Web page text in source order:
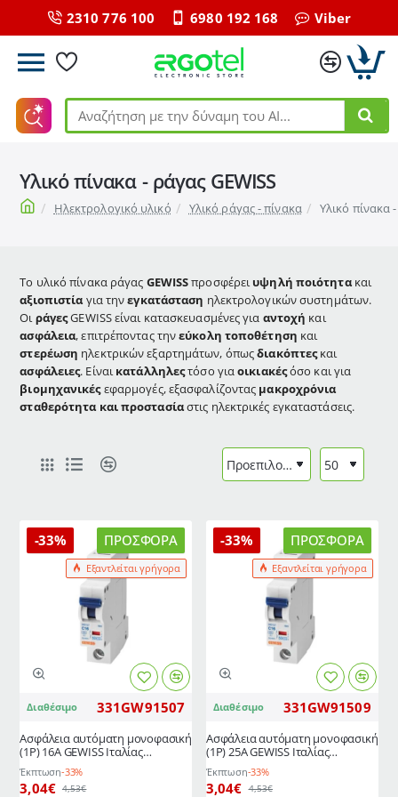
2310 776 100 6980 192 168 Viber
Αναζήτηση
δύναμη
ΑΙ...
Υλικό πίνακα - ράγας GEWISS
homeΗλεκτρολογικό υλικό Υλικό ράγας - πίνακα Υλικό πίνακα
Το υλικό πίνακα ράγας GEWISSπροσφέρειυψηλή ποιότητακαι
αξιοπιστία για τηνεγκατάσταση ηλεκτρολογικών συστημάτων.
ΟιράγεςGEWISS είναι κατασκευασμένες για αντοχή και
ασφάλεια, επιτρέποντας τηνεύκολη τοποθέτηση και
στερέωση ηλεκτρικών εξαρτημάτων, όπωςδιακόπτεςκαι
ασφάλειες. Είναικατάλληλεςτόσο γιαοικιακέςόσο και για
βιομηχανικέςεφαρμογές, εξασφαλίζοντας μακροχρόνια
σταθερότητα και προστασίαστις ηλεκτρικές εγκαταστάσεις.
ΠΡΟΣΦΟΡΆ
Εξαντλείται γρήγορα
-33%
Διαθέσιμο 331GW91507
Ασφάλεια αυτόματη μονοφασική
(1P) 16A GEWISS Ιταλίας
μικροαυτόματος χαρ. καμπύλης
C, 6Ka
Έκπτωση-33%
3,04€ 4,53€
ΠΡΟΣΦΟΡΆ
Εξαντλείται γρήγορα
-33%
Διαθέσιμο 331GW91509
Ασφάλεια αυτόματη μονοφασική
(1P) 25A GEWISS Ιταλίας
μικροαυτόματος χαρ. καμπύλης
C, 6Ka
Έκπτωση-33%
3,04€ 4,53€